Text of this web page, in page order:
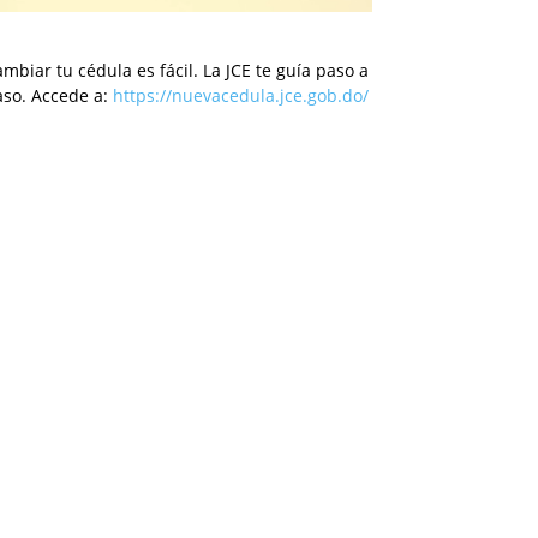
tu cédula es fácil. La JCE te guía paso a
Accede a: https://nuevacedula.jce.gob.do/